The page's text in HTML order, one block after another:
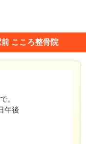
こころ整骨院
。
午後